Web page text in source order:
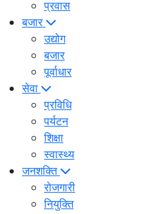
प्रवास
बजार
उद्योग
बजार
पूर्वाधार
सेवा
प्रविधि
पर्यटन
शिक्षा
स्वास्थ्य
जनशक्ति
रोजगारी
नियुक्ति